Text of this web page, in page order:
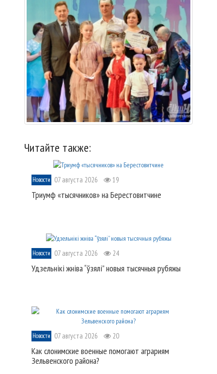
Читайте также:
Новости 07 августа 2026 19
Триумф «тысячников» на Берестовитчине
Новости 07 августа 2026 24
Удзельнікі жніва “ўзялі” новыя тысячныя рубяжы
Новости 07 августа 2026 20
Как слонимские военные помогают аграриям
Зельвенского района?